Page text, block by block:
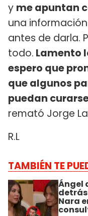
y me apuntan
una
antes de darla.
todo. Lamento
espero que
que algunos
puedan
remató Jorge
R.L
TAMBIÉN TE
Ángel
Nara